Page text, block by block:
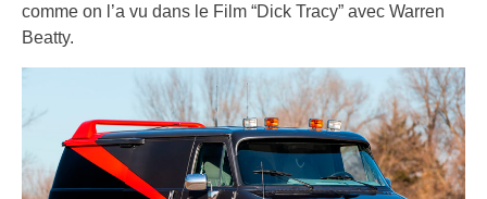
comme on l’a vu dans le Film “Dick Tracy” avec Warren
Beatty.